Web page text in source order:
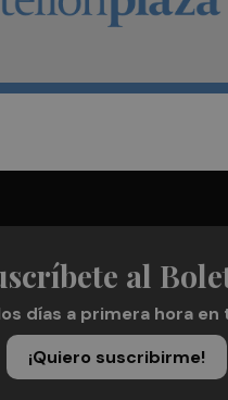
al
días a primera hora en
¡Quiero suscribirme!